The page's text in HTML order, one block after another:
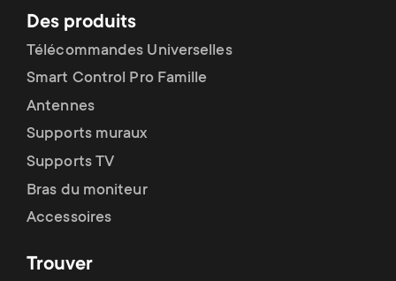
Des produits
Télécommandes Universelles
Smart Control Pro Famille
Antennes
Supports muraux
Supports TV
Bras du moniteur
Accessoires
Trouver